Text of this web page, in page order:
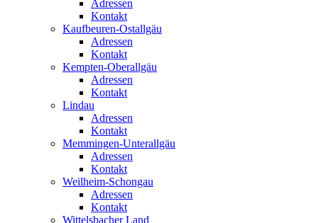
Adressen
Kontakt
Kaufbeuren-Ostallgäu
Adressen
Kontakt
Kempten-Oberallgäu
Adressen
Kontakt
Lindau
Adressen
Kontakt
Memmingen-Unterallgäu
Adressen
Kontakt
Weilheim-Schongau
Adressen
Kontakt
Wittelsbacher Land